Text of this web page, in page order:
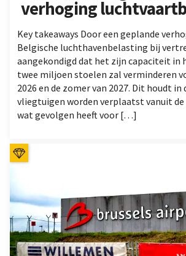
verhoging
Key takeaways Door een geplande
Belgische luchthavenbelasting bij
aangekondigd dat het zijn capaciteit in
twee miljoen stoelen zal verminderen
2026 en de zomer van 2027. Dit houdt in
vliegtuigen worden verplaatst vanuit de
wat gevolgen heeft voor […]